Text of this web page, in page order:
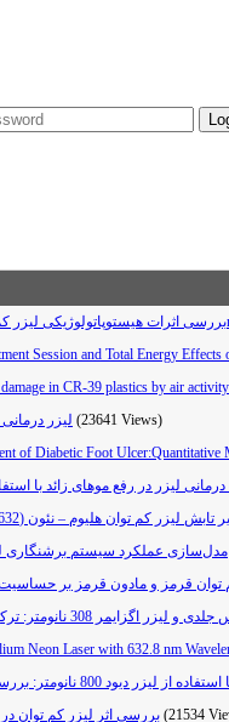
Session and Total Energy Effects
in CR-39 plastics by air
لیزر (23641 Views)
of Diabetic Foot
لیزر در رفع موهای زائد با استفاده از
کم توان هلیوم – نئون (8/632 نانومتر) بر میزان رد پیوند پوستی
مدل‌سازی عملکرد سیستم برشنگاری
308 نانومتر: ترکیب سینرژیستیک در درمان ویتیلیگو
Neon Laser with 632.8 nm
نانومتر: بررسی فواصل درمانی 45، 60 و 90 روزه
بررسی اثر لیزر کم توان (21534